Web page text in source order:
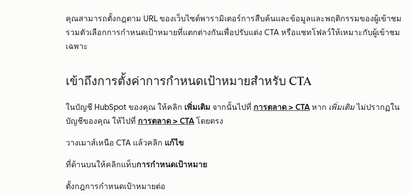
คุณสามารถตั้งกฎตาม URL ของเว็บไซต์พารามิเตอร์การสืบค้นและข้อมูลและพฤติกรรมของผู้เข้าชม
รวมตัวเลือกการกำหนดเป้าหมายที่แตกต่างกันเพื่อปรับแต่ง CTA หรือแชทโฟลว์ให้เหมาะกับผู้เข้าชม
เฉพาะ
เข้าถึงการตั้งค่าการกำหนดเป้าหมายสำหรับ CTA
ในบัญชี HubSpot ของคุณ ให้คลิก เพิ่มเติม จากนั้นไปที่ การตลาด > CTA หาก เพิ่มเติมไม่ปรากฏใน
บัญชีของคุณ ให้ไปที่ การตลาด > CTA โดยตรง
วางเมาส์เหนือ CTA แล้วคลิก แก้ไข
ที่ด้านบนให้คลิกแท็บการกำหนดเป้าหมาย
ตั้งกฎการกำหนดเป้าหมายต่อ